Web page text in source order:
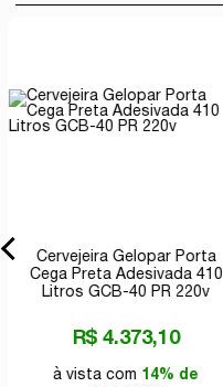
Cervejeira Gelopar Porta
Cega Preta Adesivada 410
Litros GCB-40 PR 220v
R$ 4.373,10
à vista com 14% de